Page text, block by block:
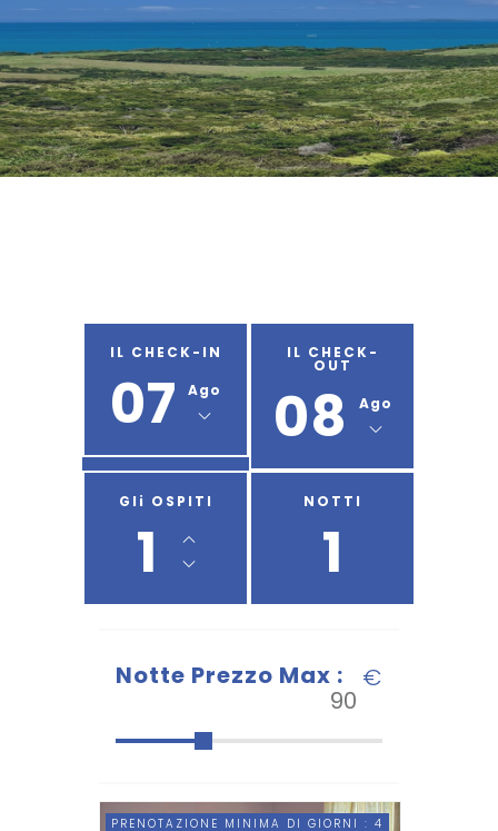
IL CHECK-IN
07 Ago
IL CHECK-
OUT
08 Ago
Gli OSPITI
1
NOTTI
1
Notte Prezzo Max : €
PRENOTAZIONE MINIMA DI GIORNI : 4